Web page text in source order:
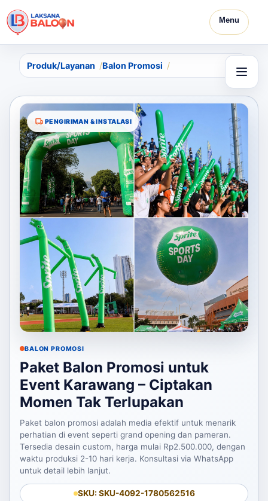
Menu
Produk/Layanan Balon Promosi
PENGIRIMAN & INSTALASI
BALON PROMOSI
Paket Balon Promosi untuk
Event Karawang – Ciptakan
Momen Tak Terlupakan
Paket balon promosi adalah media efektif untuk menarik
perhatian di event seperti grand opening dan pameran.
Tersedia desain custom, harga mulai Rp2.500.000, dengan
waktu produksi 2-10 hari kerja. Konsultasi via WhatsApp
untuk detail lebih lanjut.
SKU: SKU-4092-1780562516